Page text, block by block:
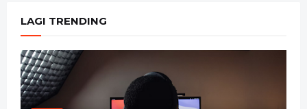
LAGI TRENDING